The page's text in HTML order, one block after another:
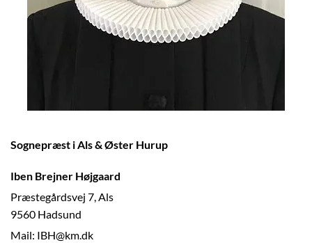
Sognepræst i Als & Øster Hurup
Iben Brejner Højgaard
Præstegårdsvej 7, Als
9560 Hadsund
Mail: IBH@km.dk